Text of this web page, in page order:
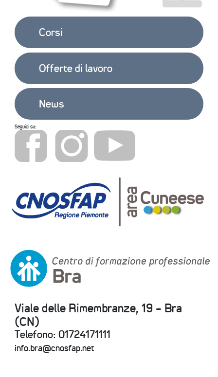
Corsi
Offerte di lavoro
News
Seguici su:
Viale delle Rimembranze, 19 - Bra
(CN)
Telefono: 01724171111
info.bra@cnosfap.net